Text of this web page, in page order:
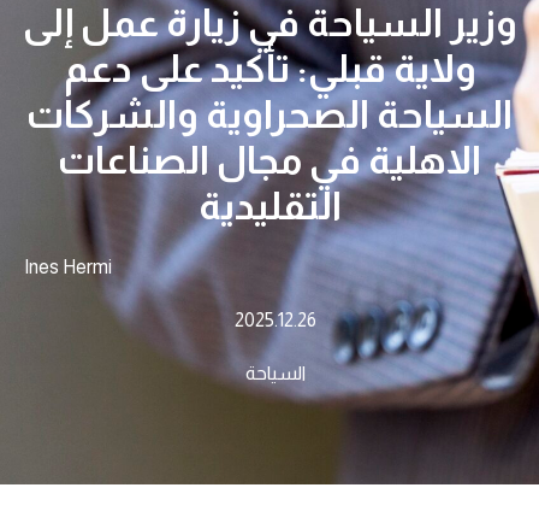
وزير السياحة في زيارة عمل إلى
ولاية قبلي: تأكيد على دعم
السياحة الصحراوية والشركات
الاهلية في مجال الصناعات
التقليدية
Ines Hermi
2025.12.26
السياحة